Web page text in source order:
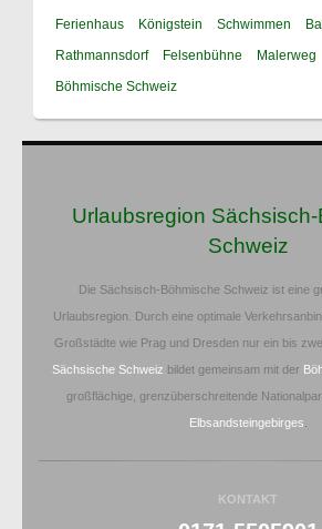
Ferienhaus Königstein Schwimmen
Rathmannsdorf
Felsenbühne Malerweg
Böhmische Schweiz
Urlaubsregion
Schweiz
Die Sächsisch-Böhmische Schweiz ist eine
Urlaubsregion. Durch eine optimale
Großstädte wie Prag und Dresden nur ein bis
Sächsische Schweiz bildet gemeinsam mit der
großflächige, grenzüberschreitende
Elbsandsteingebirges
KONTAKT